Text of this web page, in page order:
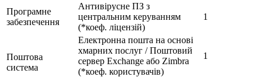
Програмне
забезпечення
Антивірусне ПЗ з
центральним керуванням
(*коеф. ліцензій)
1
Поштова
система
Електронна пошта на основі
хмарних послуг / Поштовий
сервер Exchange або Zimbra
(*коеф. користувачів)
1